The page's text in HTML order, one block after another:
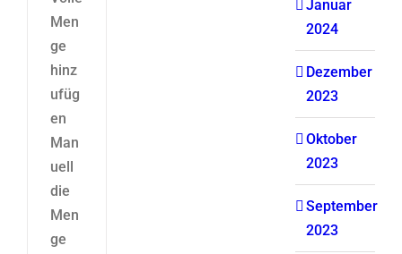
Men
ge
hinz
ufüg
en
Man
uell
die
Men
ge
Januar
2024
Dezember
2023
Oktober
2023
September
2023